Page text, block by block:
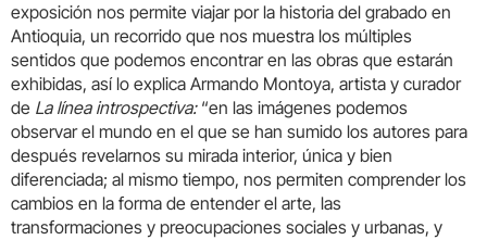
exposición nos permite viajar por la historia del grabado en
Antioquia, un recorrido que nos muestra los múltiples
sentidos que podemos encontrar en las obras que estarán
exhibidas, así lo explica Armando Montoya, artista y curador
de La línea introspectiva: “en las imágenes podemos
observar el mundo en el que se han sumido los autores para
después revelarnos su mirada interior, única y bien
diferenciada; al mismo tiempo, nos permiten comprender los
cambios en la forma de entender el arte, las
transformaciones y preocupaciones sociales y urbanas, y